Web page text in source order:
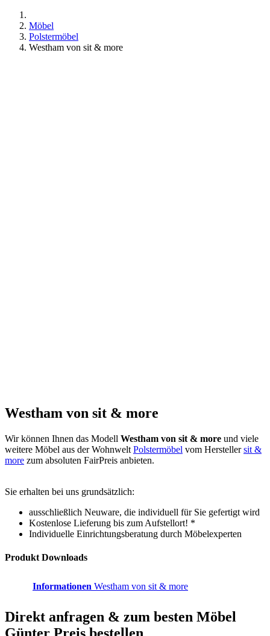
Möbel
Polstermöbel
Westham von sit & more
Westham von sit & more
Wir können Ihnen das Modell Westham von sit & more und viele
weitere Möbel aus der Wohnwelt Polstermöbel vom Herstellersit &
more zum absoluten FairPreis anbieten.
Sie erhalten bei uns grundsätzlich:
ausschließlich Neuware, die individuell für Sie gefertigt wird
Kostenlose Lieferung bis zum Aufstellort! *
Individuelle Einrichtungsberatung durch Möbelexperten
Produkt Downloads
Informationen Westham von sit & more
Direkt anfragen & zum besten Möbel